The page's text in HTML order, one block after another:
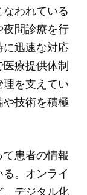
われている
夜間診療を行
に迅速な対応
療提供体制
を支えてい
や技術を積極
患者の情報
。オンライ
、デジタル化